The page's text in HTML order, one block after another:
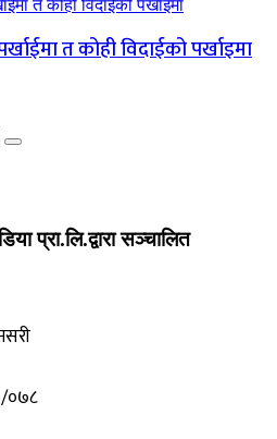
त कोही विदाईको पर्खाइमा
प्रा.लि.द्वारा सञ्चालित
०७८